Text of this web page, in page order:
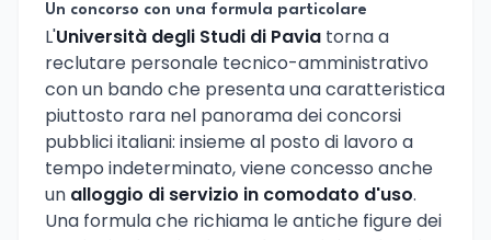
Un concorso con una formula particolare
L'Università degli Studi di Pavia torna a
reclutare personale tecnico-amministrativo
con un bando che presenta una caratteristica
piuttosto rara nel panorama dei concorsi
pubblici italiani: insieme al posto di lavoro a
tempo indeterminato, viene concesso anche
un alloggio di servizio in comodato d'uso.
Una formula che richiama le antiche figure dei